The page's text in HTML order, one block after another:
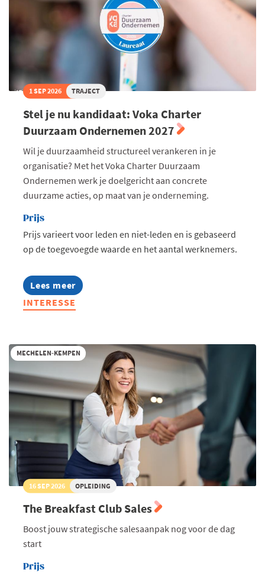
1 SEP 2026 TRAJECT
Stel je nu kandidaat: Voka Charter
Duurzaam Ondernemen 2027
Wil je duurzaamheid structureel verankeren in je
organisatie? Met het Voka Charter Duurzaam
Ondernemen werk je doelgericht aan concrete
duurzame acties, op maat van je onderneming.
Prijs
Prijs varieert voor leden en niet-leden en is gebaseerd
op de toegevoegde waarde en het aantal werknemers.
Lees meer
about
Stel
je
Charter
Duurzaam
Ondernemen
2027
INTERESSE
MECHELEN-KEMPEN
16 SEP 2026 OPLEIDING
The Breakfast Club Sales
Boost jouw strategische salesaanpak nog voor de dag
start
Prijs